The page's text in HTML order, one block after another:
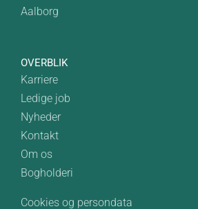
Aalborg
OVERBLIK
Karriere
Ledige job
Nyheder
Kontakt
Om os
Bogholderi
Cookies og persondata